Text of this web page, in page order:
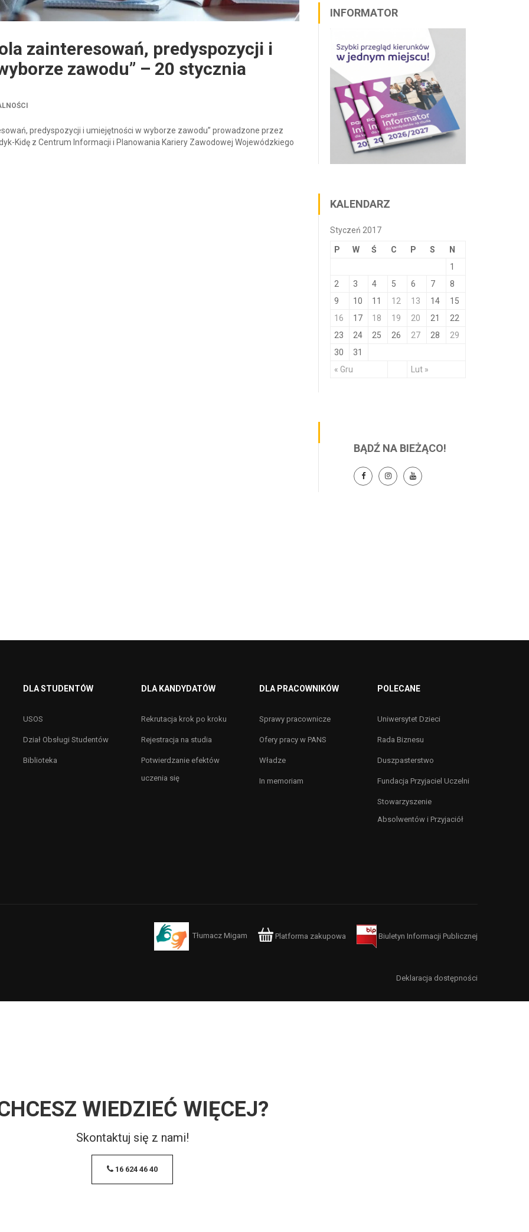
zainteresowań, predyspozycji i
zawodu” – 20 stycznia
predyspozycji i umiejętności w wyborze zawodu” prowadzone przez
Kidę z Centrum Informacji i Planowania Kariery Zawodowej Wojewódzkiego
INFORMATOR
KALENDARZ
Styczeń 2017
P W Ś C P S N
« Gru Lut »
1
2
3 4 5 6 7
8
9
10 11 12 13 14
15
16
17 18 19 20 21
22
23
24 25 26 27 28
29
30
31
BĄDŹ NA BIEŻĄCO!
DLA STUDENTÓW
USOS
Dział Obsługi Studentów
Biblioteka
DLA KANDYDATÓW
Rekrutacja krok po kroku
Rejestracja na studia
Potwierdzanie efektów
uczenia się
DLA PRACOWNIKÓW
Sprawy pracownicze
Ofery pracy w PANS
Władze
In memoriam
POLECANE
Uniwersytet Dzieci
Rada Biznesu
Duszpasterstwo
Fundacja Przyjaciel Uczelni
Stowarzyszenie
Absolwentów i Przyjaciół
Tłumacz Migam Platforma zakupowa Biuletyn Informacji Publicznej
Deklaracja dostępności
WIEDZIEĆ WIĘCEJ?
Skontaktuj się z nami!
16 624 46 40